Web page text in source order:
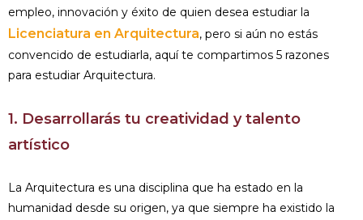
empleo, innovación y éxito de quien desea estudiar la
Licenciatura en Arquitectura, pero si aún no estás
convencido de estudiarla, aquí te compartimos 5 razones
para estudiar Arquitectura.
1. Desarrollarás tu creatividad y talento
artístico
La Arquitectura es una disciplina que ha estado en la
humanidad desde su origen, ya que siempre ha existido la